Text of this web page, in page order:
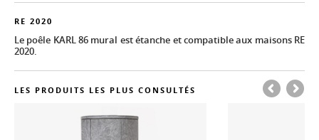
RE 2020
Le poêle KARL 86 mural est étanche et compatible aux maisons RE
2020.
LES PRODUITS LES PLUS CONSULTÉS